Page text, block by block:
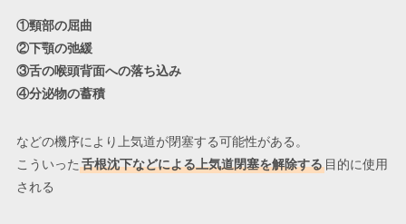
①頸部の屈曲
②下顎の弛緩
③舌の喉頭背面への落ち込み
④分泌物の蓄積
などの機序により上気道が閉塞する可能性がある。
こういった 舌根沈下などによる上気道閉塞を解除する目的に使用
される